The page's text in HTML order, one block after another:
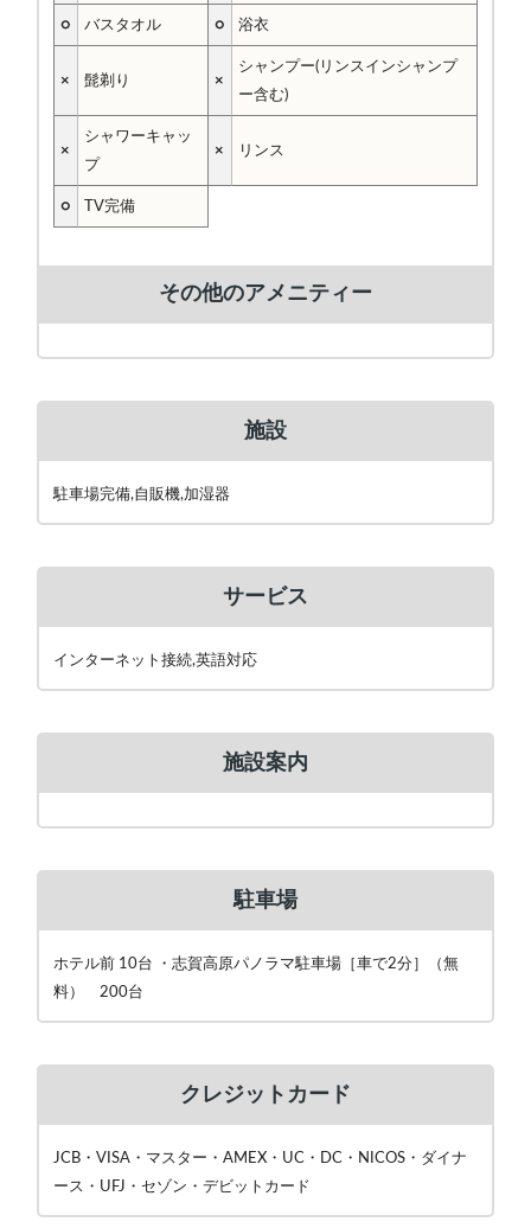
○ バスタオル ○ 浴衣
× 髭剃り ×
シャンプー(リンスインシャンプ
ー含む)
×
シャワーキャッ
プ
× リンス
○ TV完備
その他のアメニティー
施設
駐車場完備,自販機,加湿器
サービス
インターネット接続,英語対応
施設案内
駐車場
ホテル前 10台 ・志賀高原パノラマ駐車場［車で2分］（無
料） 200台
クレジットカード
JCB・VISA・マスター・AMEX・UC・DC・NICOS・ダイナ
ース・UFJ・セゾン・デビットカード